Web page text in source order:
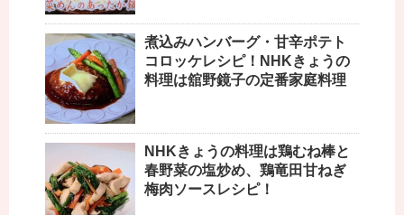
煮込みハンバーグ・甘辛ポテト
コロッケレシピ！NHKきょうの
料理は舘野鏡子の定番家庭料理
NHKきょうの料理は鶏むね棒と
春野菜の塩炒め、鶏竜田甘ねぎ
梅肉ソースレシピ！